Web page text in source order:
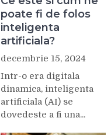
poate fi de folos
inteligenta
artificiala?
decembrie 15, 2024
Intr-o era digitala
dinamica, inteligenta
artificiala (AI) se
dovedeste a fi una...